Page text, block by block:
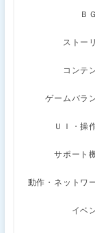
Ｂ
ストー
コンテ
ゲームバラ
ＵＩ・操
サポート
動作・ネットワ
イベ